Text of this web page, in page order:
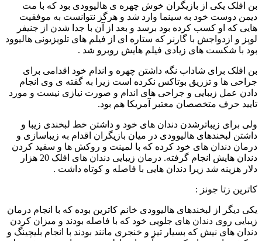
بن افلک یکی از بازیگران خوش چهره ی هالیوودی بود که با مت
دیمن دوست خود به سینما وارد شد و هرگز نتوانست به موفقیت
هایی که او کسب کرده بود برسد و بعد از آن با جدا شدن از جنیفر
لوپز و ازدواجش با گارنر که ستاره ای از فیلم های تلویزیونی هالیوود
بود با شکست های زیادی فیلم هایش روبرو شد .
بن افلک برای شاداب نگه داشتن چهره و اندام خود اقدامی برای
جراحی ها و تزریق بوتاکس نکرده است زیرا به گفته ی وی انجام
دادن عمل زیبایی و جراحی های اندام و صورت نیازی نیست و مورد
تایید حرف متخصصان معتبر آمریکا هم بود.
ولی برای زیباترشدن دندان های خود و داشتن خط لبخندی زیبا و
داشتن لبخندهای هالیوودی در میان بازیگران اقدام به زیباسازی و
درمان دندان های خود کرده که با لمینت و روکش ها و سفید کردن
دندان هایش انجام گرفته. درمان زیبایی دندان های افلک 20 هزار
دلار هزینه شد زیرا دندان هایی با فاصله و کوتاه داشت .
کاترین زتا جونز :
یکی دیگر از لبخندهای هالیوودی خانم کاترین بوده که با انجام درمان
زیبایی روی دندان های جلویی خود که با فاصله بودند و میزان کردن
دندان های نیش که بسیار تیز و خنجری مانند بودند با انجام بلیچینگ و